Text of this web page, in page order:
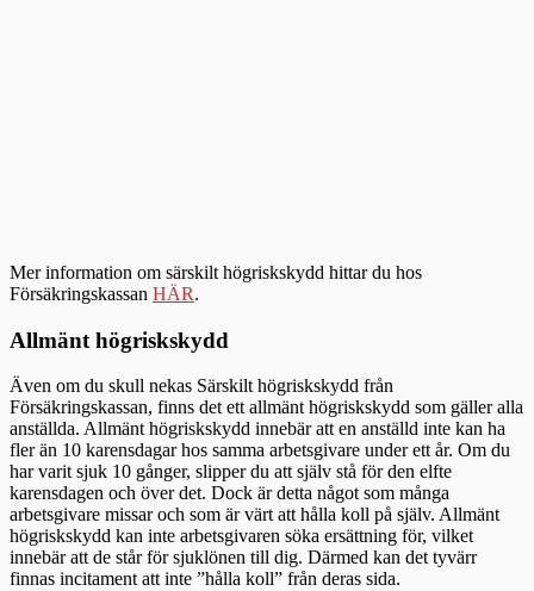
Mer information om särskilt högriskskydd hittar du hos
Försäkringskassan HÄR.
Allmänt högriskskydd
Även om du skull nekas Särskilt högriskskydd från
Försäkringskassan, finns det ett allmänt högriskskydd som gäller alla
anställda. Allmänt högriskskydd innebär att en anställd inte kan ha
fler än 10 karensdagar hos samma arbetsgivare under ett år. Om du
har varit sjuk 10 gånger, slipper du att själv stå för den elfte
karensdagen och över det. Dock är detta något som många
arbetsgivare missar och som är värt att hålla koll på själv. Allmänt
högriskskydd kan inte arbetsgivaren söka ersättning för, vilket
innebär att de står för sjuklönen till dig. Därmed kan det tyvärr
finnas incitament att inte ”hålla koll” från deras sida.